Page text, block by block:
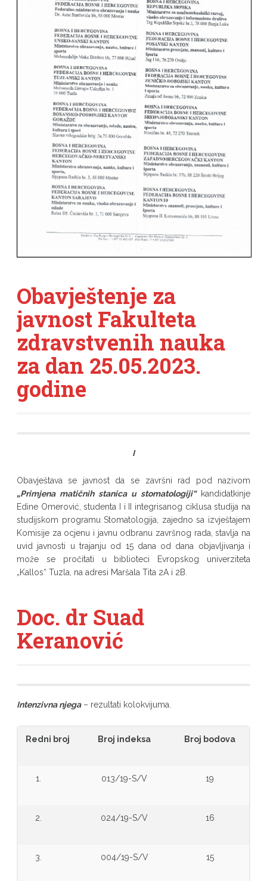
Obavještenje za
javnost Fakulteta
zdravstvenih nauka
za dan 25.05.2023.
godine
I
Obavještava se javnost da se završni rad pod nazivom
„Primjena matičnih stanica u stomatologiji“kandidatkinje
Edine Omerović, studenta I i II integrisanog ciklusa studija na
studijskom programu Stomatologija, zajedno sa izvještajem
Komisije za ocjenu i javnu odbranu završnog rada, stavlja na
uvid javnosti u trajanju od 15 dana od dana objavljivanja i
može se pročitati u biblioteci Evropskog univerziteta
„Kallos“ Tuzla, na adresi Maršala Tita 2A i 2B.
Doc. dr Suad
Keranović
Intenzivna njega– rezultati kolokvijuma.
Redni broj Broj indeksa Broj bodova
1. 013/19-S/V 19
2. 024/19-S/V 16
3. 004/19-S/V 15